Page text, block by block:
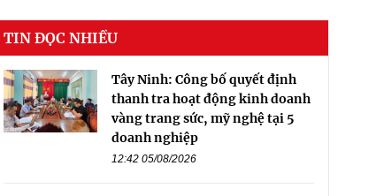
TIN ĐỌC NHIỀU
Tây Ninh: Công bố quyết định
thanh tra hoạt động kinh doanh
vàng trang sức, mỹ nghệ tại 5
doanh nghiệp
12:42 05/08/2026